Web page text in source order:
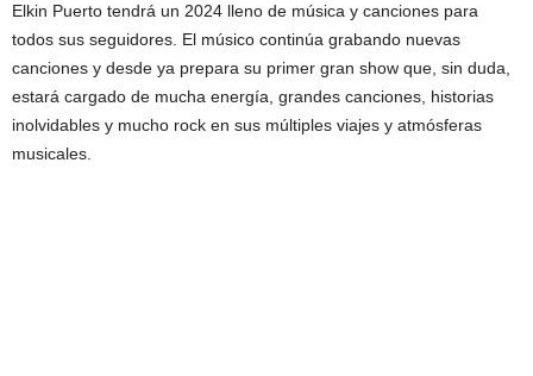
Elkin Puerto tendrá un 2024 lleno de música y canciones para
todos sus seguidores. El músico continúa grabando nuevas
canciones y desde ya prepara su primer gran show que, sin duda,
estará cargado de mucha energía, grandes canciones, historias
inolvidables y mucho rock en sus múltiples viajes y atmósferas
musicales.